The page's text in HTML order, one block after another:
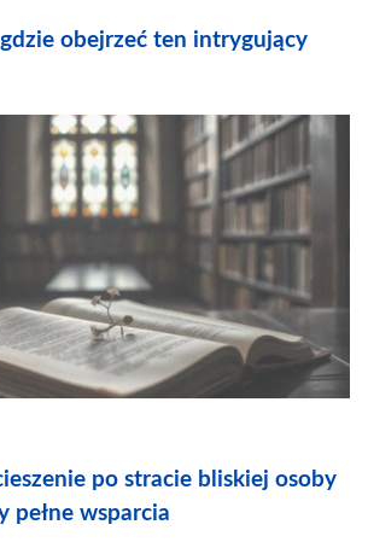
obejrzeć ten intrygujący
po stracie bliskiej osoby
pełne wsparcia